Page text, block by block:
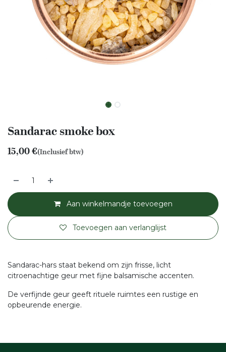
Sandarac smoke box
15,00€(Inclusief btw)
Aan winkelmandje toevoegen
Toevoegen aan verlanglijst
Sandarac-hars staat bekend om zijn frisse, licht
citroenachtige geur met fijne balsamische accenten.
De verfijnde geur geeft rituele ruimtes een rustige en
opbeurende energie.